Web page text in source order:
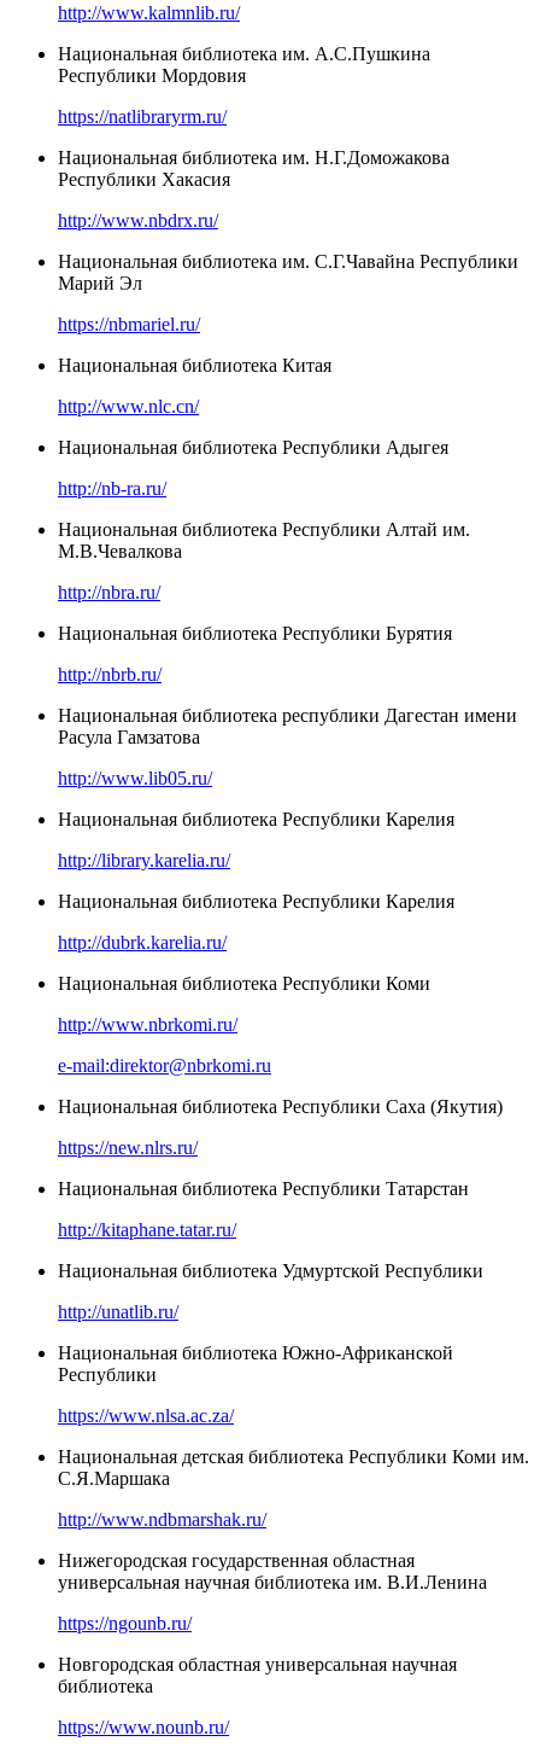
http://www.kalmnlib.ru/
Национальная библиотека им. А.С.Пушкина
Республики Мордовия
https://natlibraryrm.ru/
Национальная библиотека им. Н.Г.Доможакова
Республики Хакасия
http://www.nbdrx.ru/
Национальная библиотека им. С.Г.Чавайна Республики
Марий Эл
https://nbmariel.ru/
Национальная библиотека Китая
http://www.nlc.cn/
Национальная библиотека Республики Адыгея
http://nb-ra.ru/
Национальная библиотека Республики Алтай им.
М.В.Чевалкова
http://nbra.ru/
Национальная библиотека Республики Бурятия
http://nbrb.ru/
Национальная библиотека республики Дагестан имени
Расула Гамзатова
http://www.lib05.ru/
Национальная библиотека Республики Карелия
http://library.karelia.ru/
Национальная библиотека Республики Карелия
http://dubrk.karelia.ru/
Национальная библиотека Республики Коми
http://www.nbrkomi.ru/
e-mail:direktor@nbrkomi.ru
Национальная библиотека Республики Саха (Якутия)
https://new.nlrs.ru/
Национальная библиотека Республики Татарстан
http://kitaphane.tatar.ru/
Национальная библиотека Удмуртской Республики
http://unatlib.ru/
Национальная библиотека Южно-Африканской
Республики
https://www.nlsa.ac.za/
Национальная детская библиотека Республики Коми им.
С.Я.Маршака
http://www.ndbmarshak.ru/
Нижегородская государственная областная
универсальная научная библиотека им. В.И.Ленина
https://ngounb.ru/
Новгородская областная универсальная научная
библиотека
https://www.nounb.ru/